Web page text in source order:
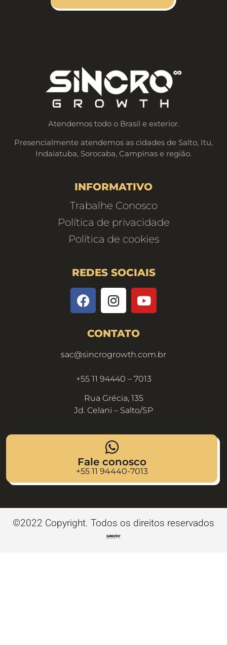
Atendemos todo o Brasil e exterior.
Presencialmente atendemos as cidades de Salto, Itu,
Indaiatuba, Sorocaba, Campinas e região.
INFORMATIVO
Trabalhe Conosco
Política de privacidade
Política de cookies
REDES SOCIAIS
CONTATO
sac@sincrogrowth.com.br
+55 11 94440 – 7013
Rua Grécia, 135
Jd. Celani – Salto/SP
Fale conosco
+55 11 94440-7013
©2022 Copyright. Todos os direitos reservados